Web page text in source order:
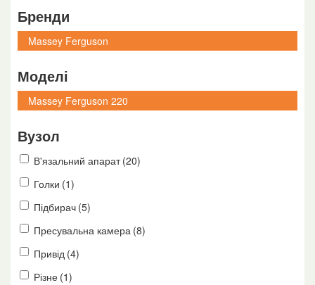
Бренди
Моделі
Вузол
В'язальний апарат (20)
Голки (1)
Підбирач (5)
Пресувальна камера (8)
Привід (4)
Різне (1)